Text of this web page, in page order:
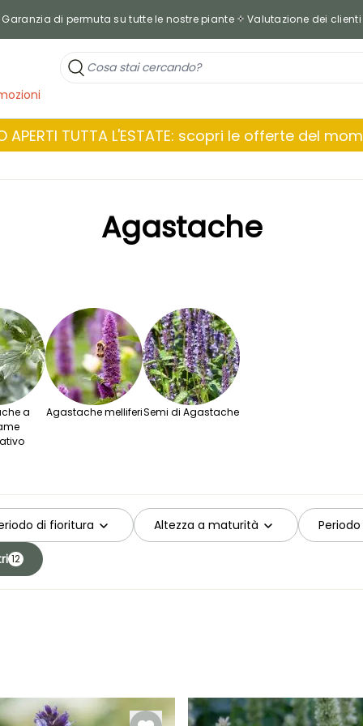
Garanzia di permuta su tutte le nostre piante Valutazione dei
APERTI TUTTA L'ESTATE: scopri le offerte del
Agastache
a
Agastache melliferiSemi di Agastache
di fioritura Altezza a maturità
12